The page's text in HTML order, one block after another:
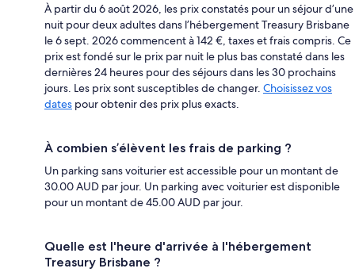
À partir du 6 août 2026, les prix constatés pour un séjour d’une
nuit pour deux adultes dans l’hébergement Treasury Brisbane
le 6 sept. 2026 commencent à 142 €, taxes et frais compris. Ce
prix est fondé sur le prix par nuit le plus bas constaté dans les
dernières 24 heures pour des séjours dans les 30 prochains
jours. Les prix sont susceptibles de changer. Choisissez vos
dates pour obtenir des prix plus exacts.
À combien s’élèvent les frais de parking ?
Un parking sans voiturier est accessible pour un montant de
30.00 AUD par jour. Un parking avec voiturier est disponible
pour un montant de 45.00 AUD par jour.
Quelle est l'heure d'arrivée à l'hébergement
Treasury Brisbane ?